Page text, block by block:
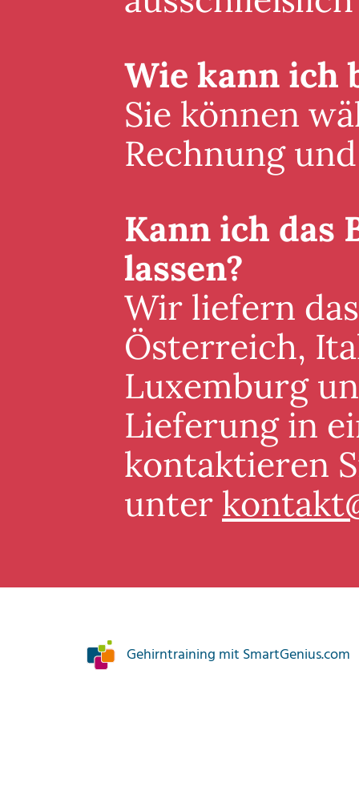
Wie kann ich
Sie können
Rechnung
Kann ich das
lassen?
Wir liefern
Österreich,
Luxemburg
Lieferung in
kontaktieren
unter
Gehirntraining mit SmartGenius.com